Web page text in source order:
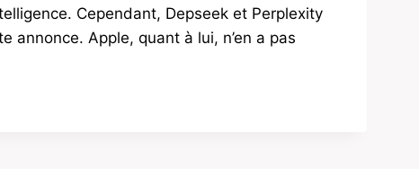
Cependant, Depseek et Perplexity
annonce. Apple, quant à lui, n’en a pas